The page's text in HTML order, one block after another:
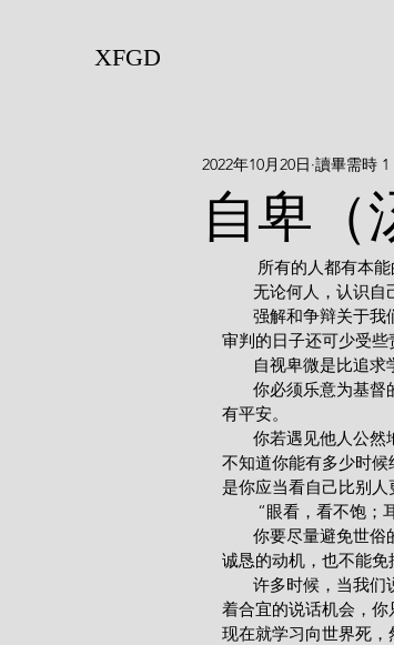
XFGD
自卑（
2022年10月20日 讀畢需時 1
所有的人
无论何人，
审判的日子还可少受些
自视卑微是
有平安。
不知道你能有多少时
是你应当看自己比别人
“眼看，看
诚恳的动机，也不能免
着合宜的说话机会，你
现在就学习向世界死